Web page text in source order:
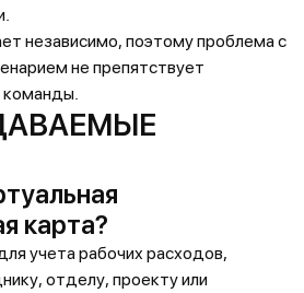
независимо, поэтому проблема с
не препятствует
карта?
учета рабочих расходов,
отделу, проекту или